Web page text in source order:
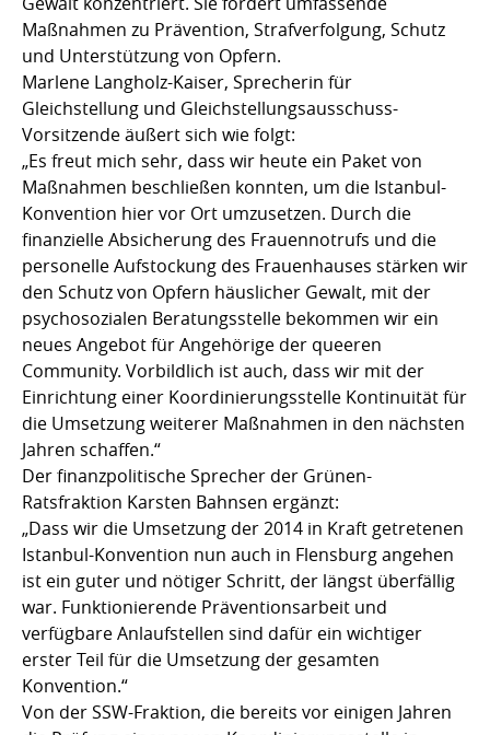
Maßnahmen zu Prävention, Strafverfolgung, Schutz
und Unterstützung von Opfern.
Marlene Langholz-Kaiser, Sprecherin für
Gleichstellung und Gleichstellungsausschuss-
Vorsitzende äußert sich wie folgt:
„Es freut mich sehr, dass wir heute ein Paket von
Maßnahmen beschließen konnten, um die Istanbul-
Konvention hier vor Ort umzusetzen. Durch die
finanzielle Absicherung des Frauennotrufs und die
personelle Aufstockung des Frauenhauses stärken wir
den Schutz von Opfern häuslicher Gewalt, mit der
psychosozialen Beratungsstelle bekommen wir ein
neues Angebot für Angehörige der queeren
Community. Vorbildlich ist auch, dass wir mit der
Einrichtung einer Koordinierungsstelle Kontinuität für
die Umsetzung weiterer Maßnahmen in den nächsten
Jahren schaffen.“
Der finanzpolitische Sprecher der Grünen-
Ratsfraktion Karsten Bahnsen ergänzt:
„Dass wir die Umsetzung der 2014 in Kraft getretenen
Istanbul-Konvention nun auch in Flensburg angehen
ist ein guter und nötiger Schritt, der längst überfällig
war. Funktionierende Präventionsarbeit und
verfügbare Anlaufstellen sind dafür ein wichtiger
erster Teil für die Umsetzung der gesamten
Konvention.“
Von der SSW-Fraktion, die bereits vor einigen Jahren